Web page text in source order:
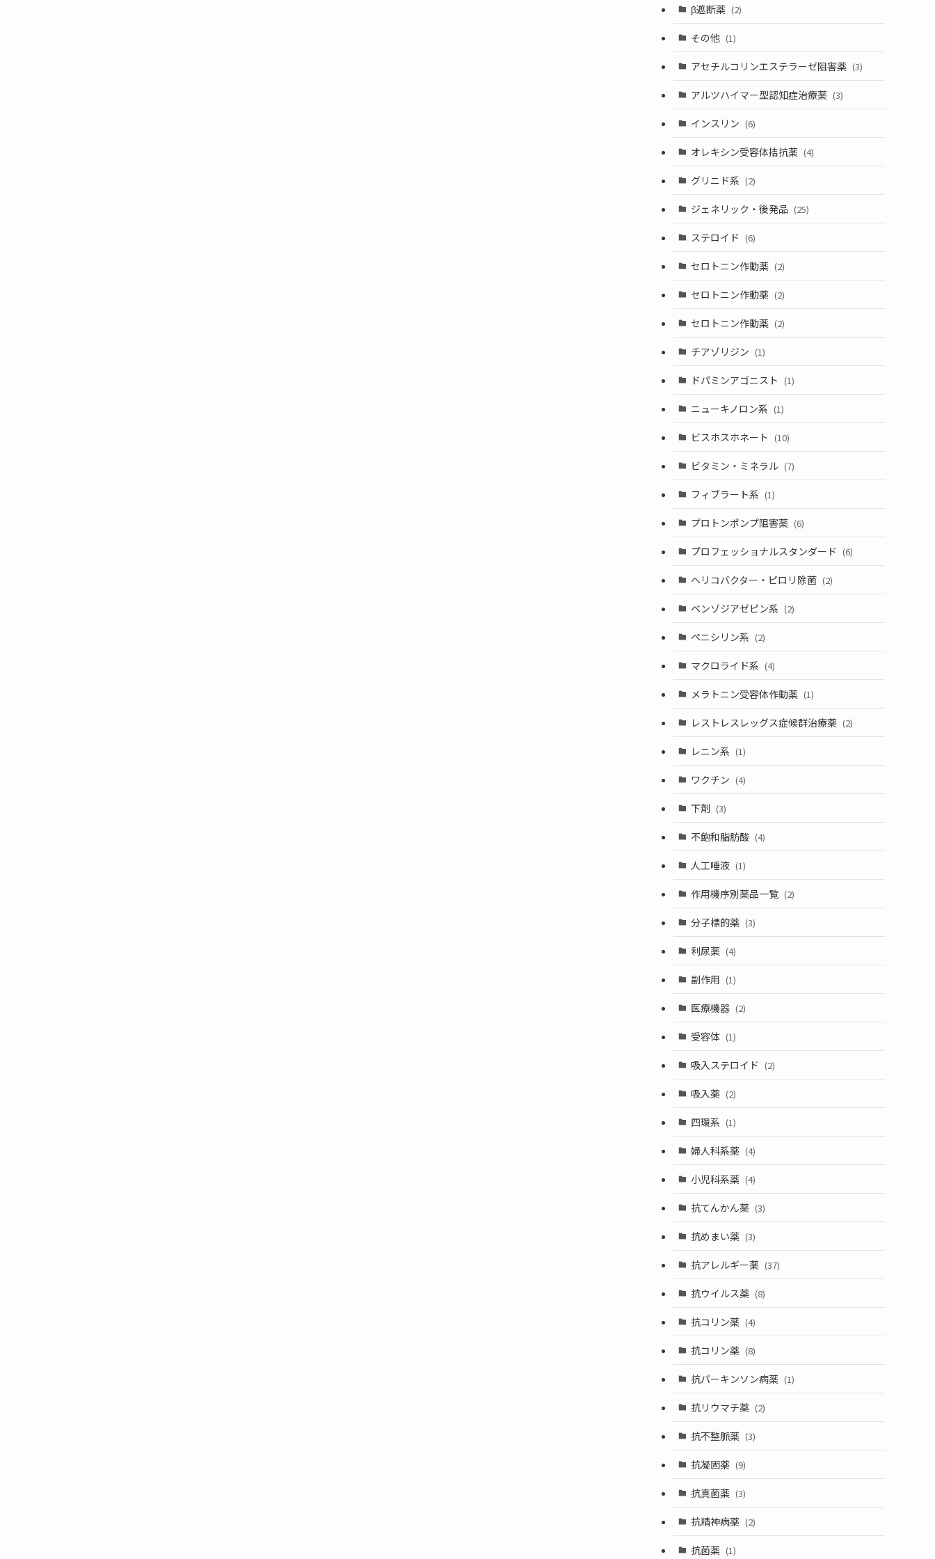
β遮断薬 (2)
その他 (1)
アセチルコリンエステラーゼ阻害薬 (3)
アルツハイマー型認知症治療薬 (3)
インスリン (6)
オレキシン受容体拮抗薬 (4)
グリニド系 (2)
ジェネリック・後発品 (25)
ステロイド (6)
セロトニン作動薬 (2)
セロトニン作動薬 (2)
セロトニン作動薬 (2)
チアゾリジン (1)
ドパミンアゴニスト (1)
ニューキノロン系 (1)
ビスホスホネート (10)
ビタミン・ミネラル (7)
フィブラート系 (1)
プロトンポンプ阻害薬 (6)
プロフェッショナルスタンダード (6)
ヘリコバクター・ピロリ除菌 (2)
ベンゾジアゼピン系 (2)
ペニシリン系 (2)
マクロライド系 (4)
メラトニン受容体作動薬 (1)
レストレスレッグス症候群治療薬 (2)
レニン系 (1)
ワクチン (4)
下剤 (3)
不飽和脂肪酸 (4)
人工唾液 (1)
作用機序別薬品一覧 (2)
分子標的薬 (3)
利尿薬 (4)
副作用 (1)
医療機器 (2)
受容体 (1)
吸入ステロイド (2)
吸入薬 (2)
四環系 (1)
婦人科系薬 (4)
小児科系薬 (4)
抗てんかん薬 (3)
抗めまい薬 (3)
抗アレルギー薬 (37)
抗ウイルス薬 (8)
抗コリン薬 (4)
抗コリン薬 (8)
抗パーキンソン病薬 (1)
抗リウマチ薬 (2)
抗不整脈薬 (3)
抗凝固薬 (9)
抗真菌薬 (3)
抗精神病薬 (2)
抗菌薬 (1)